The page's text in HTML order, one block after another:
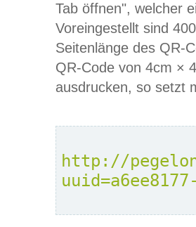
Tab öffnen", welcher
Voreingestellt sind
Seitenlänge des QR-
QR-Code von 4cm ×
ausdrucken, so setzt
http://